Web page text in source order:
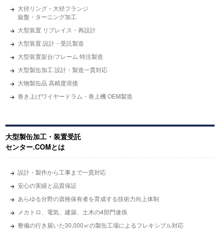
大径リング・大径フランジ
旋盤・ターニング加工
大型装置 リプレイス・再設計
大型装置 設計・受託製造
大型装置架台/フレーム 特注製造
大型製缶加工 設計・製造一貫対応
大物製缶品 高精度溶接
巻き上げワイヤードラム・巻上機 OEM製造
大型製缶加工・装置受託
センター.COMとは
設計・製作から工事まで一貫対応
安心の実績と品質保証
あらゆる分野の資格保有者を育成する技術力向上体制
メカトロ、電気、建築、土木の4部門連係
整備の行き届いた30,000㎡の製缶工場によるフレキシブル対応